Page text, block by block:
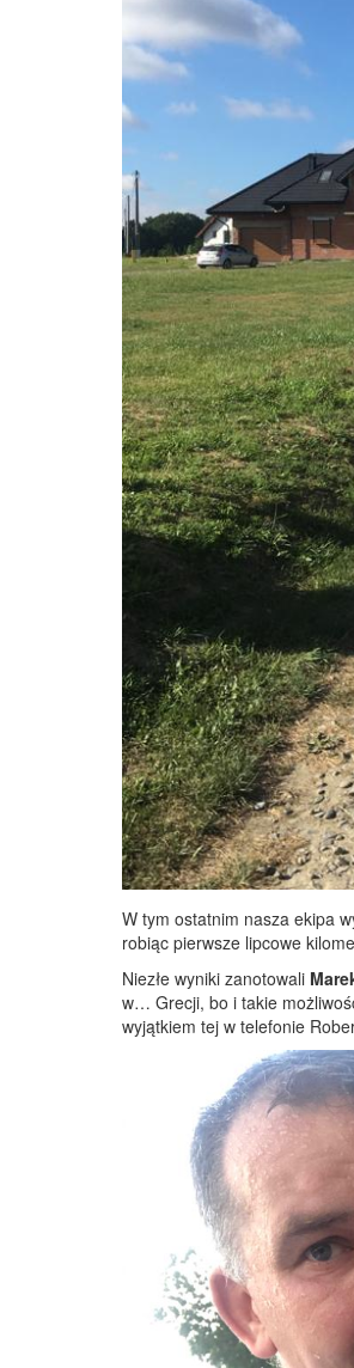
W tym ostatnim nasza ekipa
robiąc pierwsze lipcowe
Niezłe wyniki zanotowali
w… Grecji, bo i takie
wyjątkiem tej w telefonie